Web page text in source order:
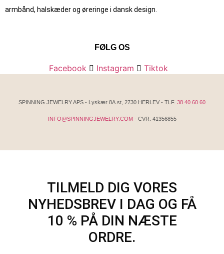
armbånd, halskæder og øreringe i dansk design.
FØLG OS
Facebook Instagram Tiktok
SPINNING JEWELRY APS - Lyskær 8A.st, 2730 HERLEV - TLF. 38 40 60 60
INFO@SPINNINGJEWELRY.COM - CVR: 41356855
TILMELD DIG VORES
NYHEDSBREV I DAG OG FÅ
10 % PÅ DIN NÆSTE
ORDRE.